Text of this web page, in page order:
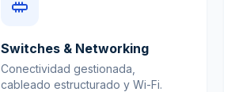
Switches & Networking
Conectividad gestionada,
cableado estructurado y Wi-Fi.